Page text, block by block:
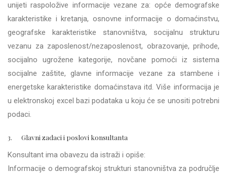
unijeti raspoložive informacije vezane za: opće demografske
karakteristike i kretanja, osnovne informacije o domaćinstvu,
geografske karakteristike stanovništva, socijalnu strukturu
vezanu za zaposlenost/nezaposlenost, obrazovanje, prihode,
socijalno ugrožene kategorije, novčane pomoći iz sistema
socijalne zaštite, glavne informacije vezane za stambene i
energetske karakteristike domaćinstava itd. Više informacija je
u elektronskoj excel bazi podataka u koju će se unositi potrebni
podaci.
3. Glavni zadaci i poslovi konsultanta
Konsultant ima obavezu da istraži i opiše:
Informacije o demografskoj strukturi stanovništva za područlje